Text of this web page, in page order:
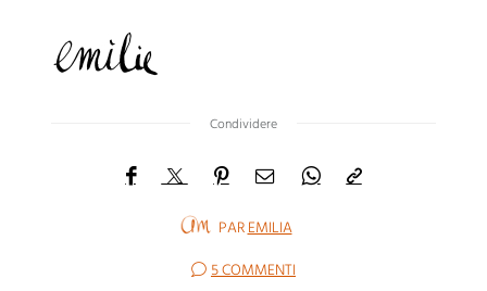
Condividere
PAREMILIA
5 COMMENTI